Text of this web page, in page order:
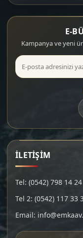
E-
Kampanya ve yeni
İLETİŞİM
Tel: (0542) 798 14 24
Tel 2: (0542) 117 33
Email: